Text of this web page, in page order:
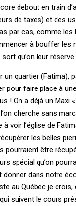
debout en train
de taxes) et des
par cas, comme les
à bouffer les
qu’on leur
un quartier (Fatima),
pour faire place à
! On a déjà un Maxi
cherche sans
à voir l’église de
les belles
pourraient être
spécial qu’on
donner dans notre
au Québec je crois,
suivent le cours